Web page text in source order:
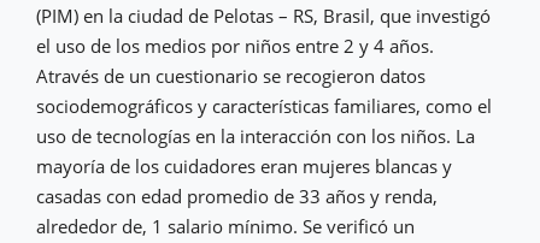
(PIM) en la ciudad de Pelotas – RS, Brasil, que investigó
el uso de los medios por niños entre 2 y 4 años.
Através de un cuestionario se recogieron datos
sociodemográficos y características familiares, como el
uso de tecnologías en la interacción con los niños. La
mayoría de los cuidadores eran mujeres blancas y
casadas con edad promedio de 33 años y renda,
alrededor de, 1 salario mínimo. Se verificó un